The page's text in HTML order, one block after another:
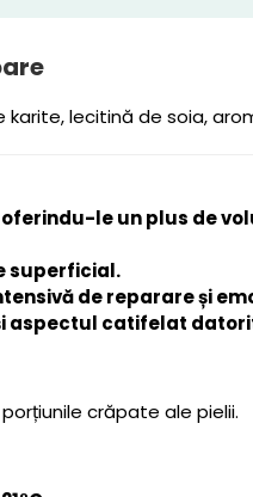
karite, lecitină de soia,
le un plus de
superficial.
de reparare și
aspectul catifelat
crăpate ale pielii.